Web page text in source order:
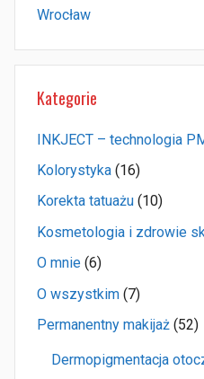
Wrocław
Kategorie
INKJECT – technologia
Kolorystyka (16)
Korekta tatuażu (10)
Kosmetologia i zdrowie
O mnie (6)
O wszystkim (7)
Permanentny makijaż (52)
Dermopigmentacja